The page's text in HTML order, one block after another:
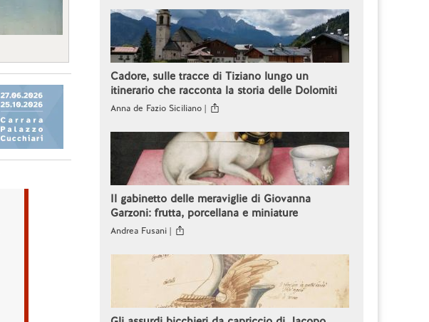
Cadore, sulle tracce di Tiziano lungo un
itinerario che racconta la storia delle Dolomiti
Anna de Fazio Siciliano |
Il gabinetto delle meraviglie di Giovanna
Garzoni: frutta, porcellana e miniature
Andrea Fusani |